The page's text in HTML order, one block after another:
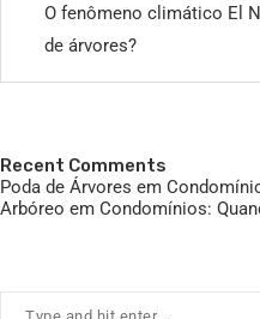
O fenômeno climático El
de árvores?
Recent Comments
Poda de Árvores em
Arbóreo em Condomínios: